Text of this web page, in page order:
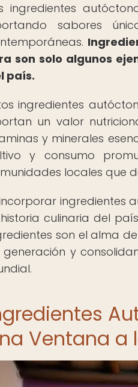
ingredientes
sabores
son solo algunos
país.
ingredientes
un valor
y minerales
y consumo
locales que
ingredientes
culinaria del
son el alma
generación y
Ventana a